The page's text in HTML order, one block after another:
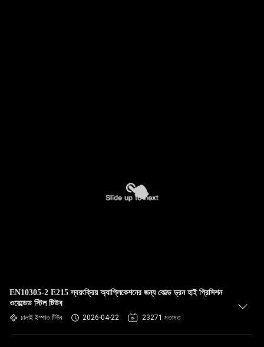
EN10305-2 E215 স্বয়ংক্রিয় অ্যাপ্লিকেশনের জন্য কোল্ড ড্রন হাই প্রিসিশন
ওয়েল্ডেড স্টিল টিউব
ঢালাই ইস্পাত টিউব 2026-04-22 23271 মতামত